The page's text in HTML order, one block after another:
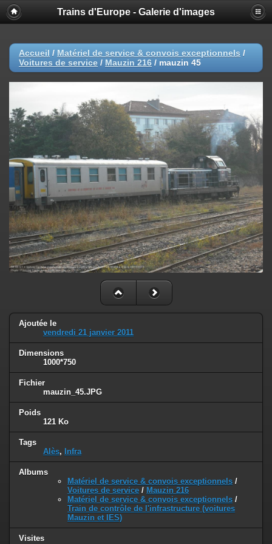
Trains d'Europe - Galerie d'images
Accueil / Matériel de service & convois exceptionnels /
Voitures de service / Mauzin 216 / mauzin 45
Ajoutée le
vendredi 21 janvier 2011
Dimensions
1000*750
Fichier
mauzin_45.JPG
Poids
121 Ko
Tags
Alès, Infra
Albums
Matériel de service & convois exceptionnels /
Voitures de service / Mauzin 216
Matériel de service & convois exceptionnels /
Train de contrôle de l'infrastructure (voitures
Mauzin et IES)
Visites